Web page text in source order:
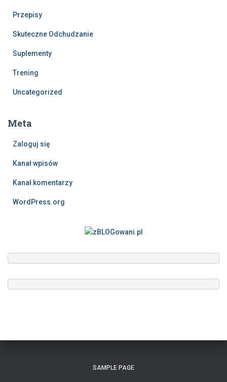
Przepisy
Skuteczne Odchudzanie
Suplementy
Trening
Uncategorized
Meta
Zaloguj się
Kanał wpisów
Kanał komentarzy
WordPress.org
SAMPLE PAGE